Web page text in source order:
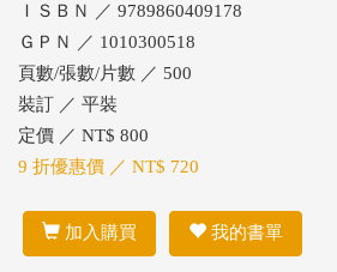
ＩＳＢＮ ／ 9789860409178
ＧＰＮ ／ 1010300518
頁數/張數/片數 ／ 500
裝訂 ／ 平裝
定價 ／ NT$ 800
9 折優惠價 ／ NT$ 720
加入購買 我的書單